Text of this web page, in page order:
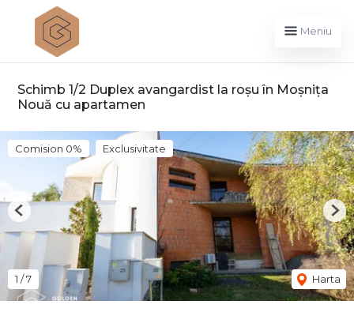
Meniu
Schimb 1/2 Duplex avangardist la roșu în Moșnița
Nouă cu apartamen
Comision 0% Exclusivitate
1 /7 Harta
Previous